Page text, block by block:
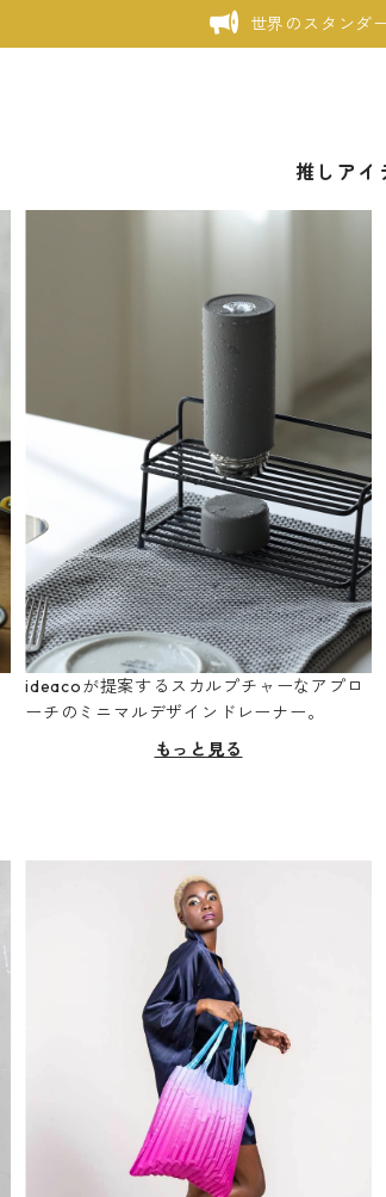
世界のスタンダ
推しアイ
ideacoが提案するスカルプチャーなアプロ
ーチのミニマルデザインドレーナー。
もっと見る